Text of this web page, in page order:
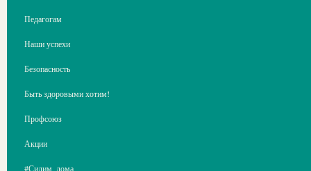
Педагогам
Наши успехи
Безопасность
Быть здоровыми хотим!
Профсоюз
Акции
#Сидим_дома